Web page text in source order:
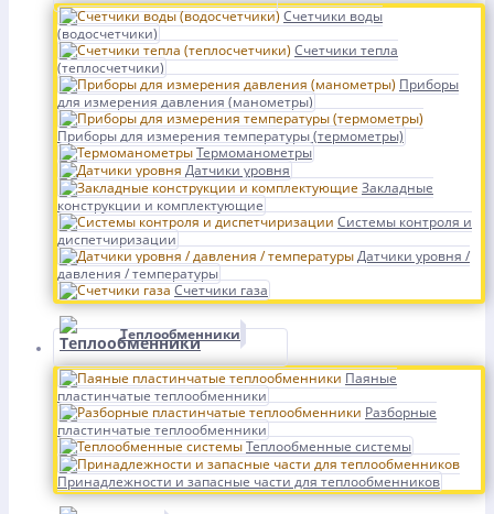
Счетчики воды
(водосчетчики)
Счетчики тепла
(теплосчетчики)
Приборы
для измерения давления (манометры)
Приборы для измерения температуры (термометры)
Термоманометры
Датчики уровня
Закладные
конструкции и комплектующие
Системы контроля и
диспетчиризации
Датчики уровня /
давления / температуры
Счетчики газа
Теплообменники
Паяные
пластинчатые теплообменники
Разборные
пластинчатые теплообменники
Теплообменные системы
Принадлежности и запасные части для теплообменников